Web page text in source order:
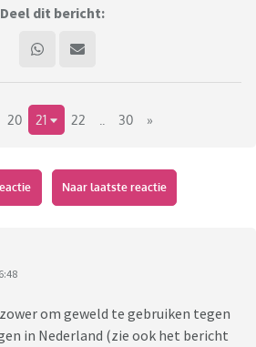
Deel dit bericht:
20 21 22 30 »
Naar laatste reactie
om geweld te gebruiken tegen
in Nederland (zie ook het bericht